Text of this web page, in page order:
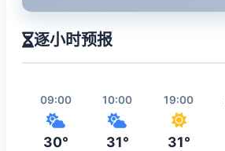
逐小时预报
09:00
30°
10:00
31°
19:00
31°